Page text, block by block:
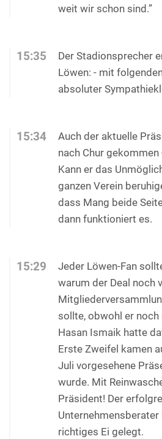
weit wir schon sind.”
15:35
Der Stadionsprecher
Löwen: - mit
absoluter
15:34
Auch der aktuelle
nach Chur
Kann er das
ganzen Verein
dass Mang beide
dann funktioniert es.
15:29
Jeder Löwen-Fan
warum der Deal noch
sollte, obwohl er
Hasan Ismaik hatte
Erste Zweifel kamen
Juli vorgesehene
wurde. Mit
Präsident! Der
richtiges Ei gelegt.